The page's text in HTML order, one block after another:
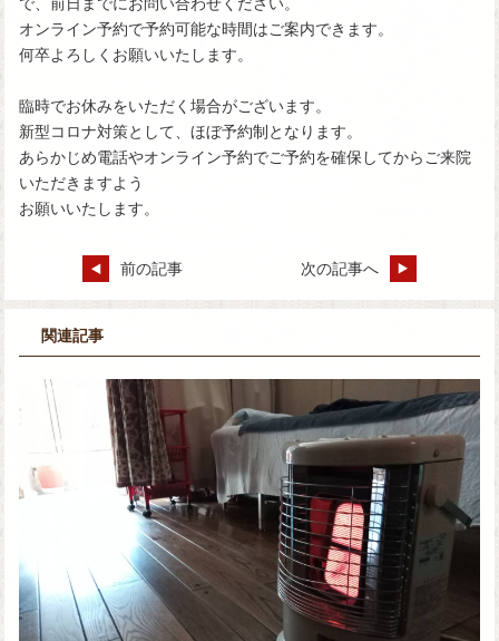
オンライン予約で予約可能な時間はご案内できます。
何卒よろしくお願いいたします。
臨時でお休みをいただく場合がございます。
新型コロナ対策として、ほぼ予約制となります。
あらかじめ電話やオンライン予約でご予約を確保してからご来院
いただきますよう
お願いいたします。
前の記事 次の記事へ
関連記事